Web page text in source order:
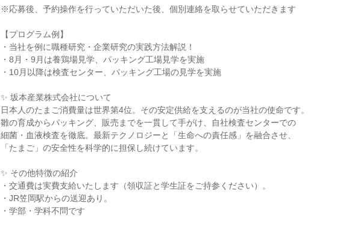
※応募後、予約操作を行っていただいた後、個別連絡を取らせていただきます
【プログラム例】
・当社を例に職種研究・企業研究の実践方法解説！
・8月・9月は養鶏場見学、パッキング工場見学を実施
・10月以降は検査センター、パッキング工場の見学を実施
✨ 坂本産業株式会社について
日本人のたまご消費量は世界第4位。その安定供給を支えるのが当社の使命です。
雛の育成からパッキング、販売までを一貫して手がけ、自社検査センターでの
細菌・血液検査を徹底。最新テクノロジーと「生命への責任感」を融合させ、
「たまご」の安全性を科学的に担保し続けています。
✨ その他特徴の紹介
・交通費は実費支給いたします（領収証と学生証をご持参ください）。
・JR笠岡駅からの送迎あり。
・学部・学科不問です